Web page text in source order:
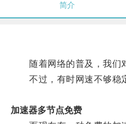
简介
随着网络的普及，我们对
不过，有时网速不够稳定
加速器多节点免费